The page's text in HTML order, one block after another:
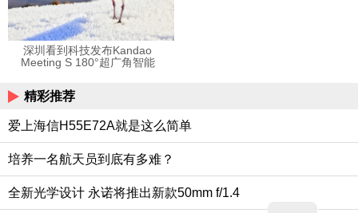
深圳看到科技发布Kandao
Meeting S 180°超广角智能
精彩推荐
爱上海信H55E72A就是这么简单
培养一名航天员到底有多难？
全新光学设计 永诺将推出新款50mm f/1.4